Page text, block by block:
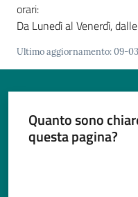
orari:
Da Lunedì al Venerdì,
Ultimo aggiornamento:09-
Quanto sono
questa pagina?